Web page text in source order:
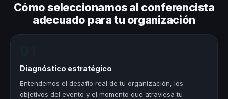
Cómo seleccionamos al conferencista
adecuado para tu organización
Diagnóstico estratégico
Entendemos el desafío real de tu organización, los
objetivos del evento y el momento que atraviesa tu